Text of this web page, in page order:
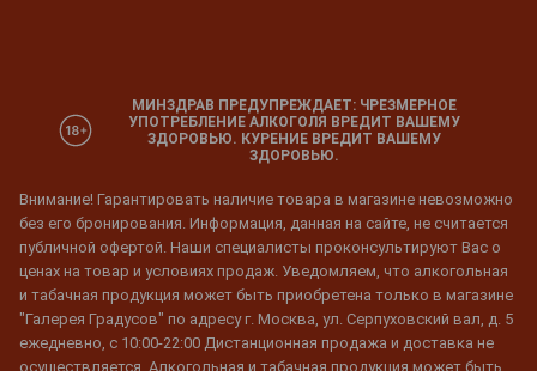
МИНЗДРАВ ПРЕДУПРЕЖДАЕТ: ЧРЕЗМЕРНОЕ
УПОТРЕБЛЕНИЕ АЛКОГОЛЯ ВРЕДИТ ВАШЕМУ
ЗДОРОВЬЮ. КУРЕНИЕ ВРЕДИТ ВАШЕМУ
ЗДОРОВЬЮ.
Внимание! Гарантировать наличие товара в магазине невозможно
без его бронирования. Информация, данная на сайте, не считается
публичной офертой. Наши специалисты проконсультируют Вас о
ценах на товар и условиях продаж. Уведомляем, что алкогольная
и табачная продукция может быть приобретена только в магазине
"Галерея Градусов" по адресу г. Москва, ул. Серпуховский вал, д. 5
ежедневно, с 10:00-22:00 Дистанционная продажа и доставка не
осуществляется. Алкогольная и табачная продукция может быть